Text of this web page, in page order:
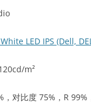
White LED IPS (Dell,
m²
，对比度 75%，R 99%